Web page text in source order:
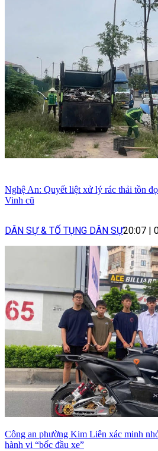
Nghệ An: Quyết liệt xử lý rác thải tồn
Vinh cũ
DÂN SỰ & TỐ TỤNG DÂN SỰ20:07
Công an phường Kim Liên xác minh
hành vi “bốc đầu xe”